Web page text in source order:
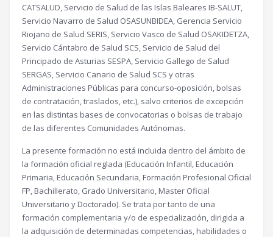
CATSALUD, Servicio de Salud de las Islas Baleares IB-SALUT,
Servicio Navarro de Salud OSASUNBIDEA, Gerencia Servicio
Riojano de Salud SERIS, Servicio Vasco de Salud OSAKIDETZA,
Servicio Cántabro de Salud SCS, Servicio de Salud del
Principado de Asturias SESPA, Servicio Gallego de Salud
SERGAS, Servicio Canario de Salud SCS y otras
Administraciones Públicas para concurso-oposición, bolsas
de contratación, traslados, etc.), salvo criterios de excepción
en las distintas bases de convocatorias o bolsas de trabajo
de las diferentes Comunidades Autónomas.
La presente formación no está incluida dentro del ámbito de
la formación oficial reglada (Educación Infantil, Educación
Primaria, Educación Secundaria, Formación Profesional Oficial
FP, Bachillerato, Grado Universitario, Master Oficial
Universitario y Doctorado). Se trata por tanto de una
formación complementaria y/o de especialización, dirigida a
la adquisición de determinadas competencias, habilidades o